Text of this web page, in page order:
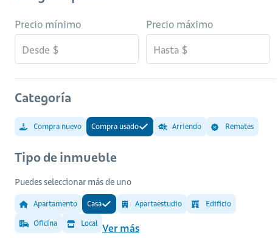
Precio mínimo Precio máximo
Categoría
Compra nuevo Compra usado Arriendo Remates
Tipo de inmueble
Puedes seleccionar más de uno
Apartamento Casa Apartaestudio Edificio
Oficina Local Ver más